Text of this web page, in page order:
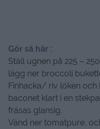
Gör så här :
Ställ ugnen på 225 –
lägg ner broccoli
Finhacka/ riv löken och
baconet klart i en
fräsas glansig.
Vänd ner tomatpure,